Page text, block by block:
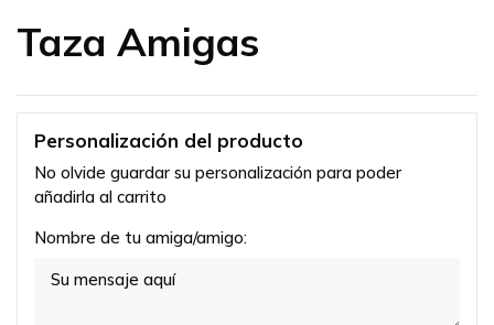
Taza Amigas
Personalización del producto
No olvide guardar su personalización para poder
añadirla al carrito
Nombre de tu amiga/amigo: